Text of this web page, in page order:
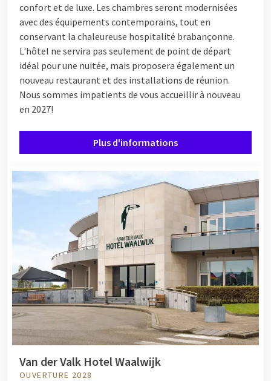
confort et de luxe. Les chambres seront modernisées
avec des équipements contemporains, tout en
conservant la chaleureuse hospitalité brabançonne.
L'hôtel ne servira pas seulement de point de départ
idéal pour une nuitée, mais proposera également un
nouveau restaurant et des installations de réunion.
Nous sommes impatients de vous accueillir à nouveau
en 2027!
Plus d'informations
Van der Valk Hotel Waalwijk
OUVERTURE 2028